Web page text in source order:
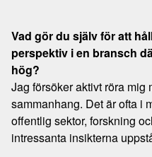
Vad gör du själv för att
perspektiv i en bransch
hög?
Jag försöker aktivt röra
sammanhang. Det är ofta i
offentlig sektor, forskning
intressanta insikterna